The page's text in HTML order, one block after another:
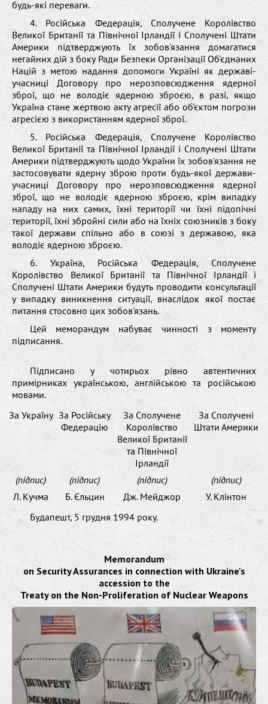
будь-які переваги.
4. Російська Федерація, Сполучене Королівство
Великої Британії та Північної Ірландії і Сполучені Штати
Америки підтверджують їх зобов'язання домагатися
негайних дій з боку Ради Безпеки Організації Об'єднаних
Націй з метою надання допомоги Україні як державі-
учасниці Договору про нерозповсюдження ядерної
зброї, що не володіє ядерною зброєю, в разі, якщо
Україна стане жертвою акту агресії або об'єктом погрози
агресією з використанням ядерної зброї.
5. Російська Федерація, Сполучене Королівство
Великої Британії та Північної Ірландії і Сполучені Штати
Америки підтверджують щодо України їх зобов'язання не
застосовувати ядерну зброю проти будь-якої держави-
учасниці Договору про нерозповсюдження ядерної
зброї, що не володіє ядерною зброєю, крім випадку
нападу на них самих, їхні території чи їхні підопічні
території, їхні збройні сили або на їхніх союзників з боку
такої держави спільно або в союзі з державою, яка
володіє ядерною зброєю.
6. Україна, Російська Федерація, Сполучене
Королівство Великої Британії та Північної Ірландії і
Сполучені Штати Америки будуть проводити консультації
у випадку виникнення ситуації, внаслідок якої постає
питання стосовно цих зобов'язань.
Цей меморандум набуває чинності з моменту
підписання.
Підписано у чотирьох рівно автентичних
примірниках українською, англійською та російською
мовами.
За Україну За Російську
Федерацію
За Сполучене
Королівство
Великої Британії
та Північної
Ірландії
За Сполучені
Штати Америки
(підпис) (підпис) (підпис)
(підпис)
Л. Кучма
Б. Єльцин Дж. Мейджор
У. Клінтон
Будапешт, 5 грудня 1994 року.
Memorandum
on Security Assurances in connection with Ukraine's
accession to the
Treaty on the Non-Proliferation of Nuclear Weapons